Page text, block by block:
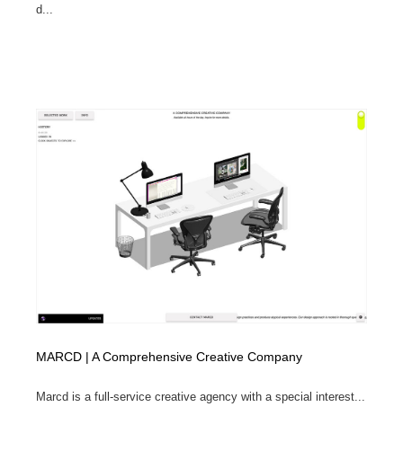
d...
MARCD | A Comprehensive Creative Company
Marcd is a full-service creative agency with a special interest...